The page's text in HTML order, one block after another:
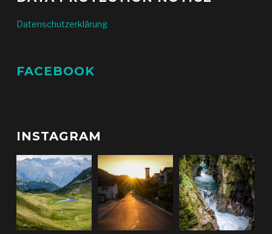
Datenschutzerklärung
FACEBOOK
INSTAGRAM